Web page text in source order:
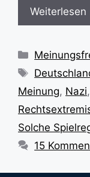
Kategorien
Meinung, Nazi,
Solche
15